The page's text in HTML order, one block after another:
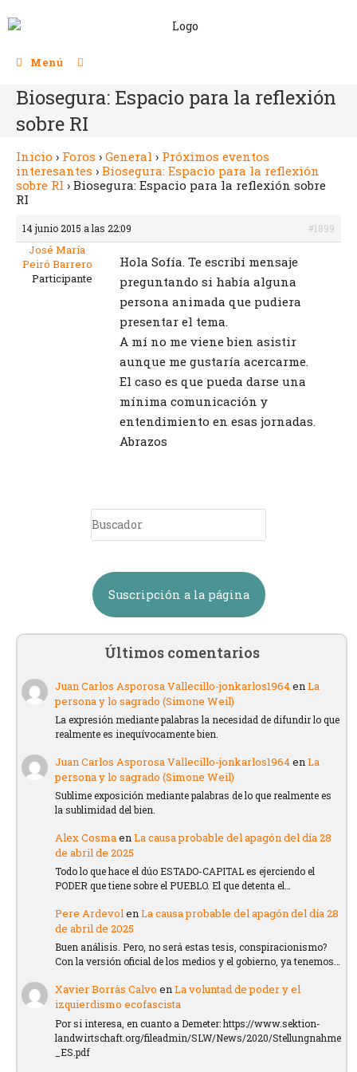
Menú
Biosegura: Espacio para la reflexión
sobre RI
Inicio › Foros › General › Próximos eventos
interesantes › Biosegura: Espacio para la reflexión
sobre RI › Biosegura: Espacio para la reflexión sobre
RI
14 junio 2015 a las 22:09 #1899
José María
Peiró Barrero
Participante
Hola Sofía. Te escribí mensaje
preguntando si había alguna
persona animada que pudiera
presentar el tema.
A mí no me viene bien asistir
aunque me gustaría acercarme.
El caso es que pueda darse una
mínima comunicación y
entendimiento en esas jornadas.
Abrazos
Suscripción a la página
Últimos comentarios
Juan Carlos Asporosa Vallecillo-jonkarlos1964enLa
persona y lo sagrado (Simone Weil)
La expresión mediante palabras la necesidad de difundir lo que
realmente es inequívocamente bien.
Juan Carlos Asporosa Vallecillo-jonkarlos1964enLa
persona y lo sagrado (Simone Weil)
Sublime exposición mediante palabras de lo que realmente es
la sublimidad del bien.
Alex CosmaenLa causa probable del apagón del día 28
de abril de 2025
Todo lo que hace el dúo ESTADO-CAPITAL es ejerciendo el
PODER que tiene sobre el PUEBLO. El que detenta el…
Pere ArdevolenLa causa probable del apagón del día 28
de abril de 2025
Buen análisis. Pero, no será estas tesis, conspiracionismo?
Con la versión oficial de los medios y el gobierno, ya tenemos…
Xavier Borràs Calvo enLa voluntad de poder y el
izquierdismo ecofascista
Por si interesa, en cuanto a Demeter: https://www.sektion-
landwirtschaft.org/fileadmin/SLW/News/2020/Stellungnahme
_ES.pdf